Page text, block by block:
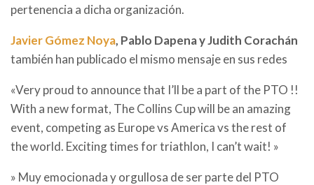
pertenencia a dicha organización.
Javier Gómez Noya, Pablo Dapena y Judith Corachán
también han publicado el mismo mensaje en sus redes
«Very proud to announce that I’ll be a part of the PTO !!
With a new format, The Collins Cup will be an amazing
event, competing as Europe vs America vs the rest of
the world. Exciting times for triathlon, I can’t wait! »
» Muy emocionada y orgullosa de ser parte del PTO